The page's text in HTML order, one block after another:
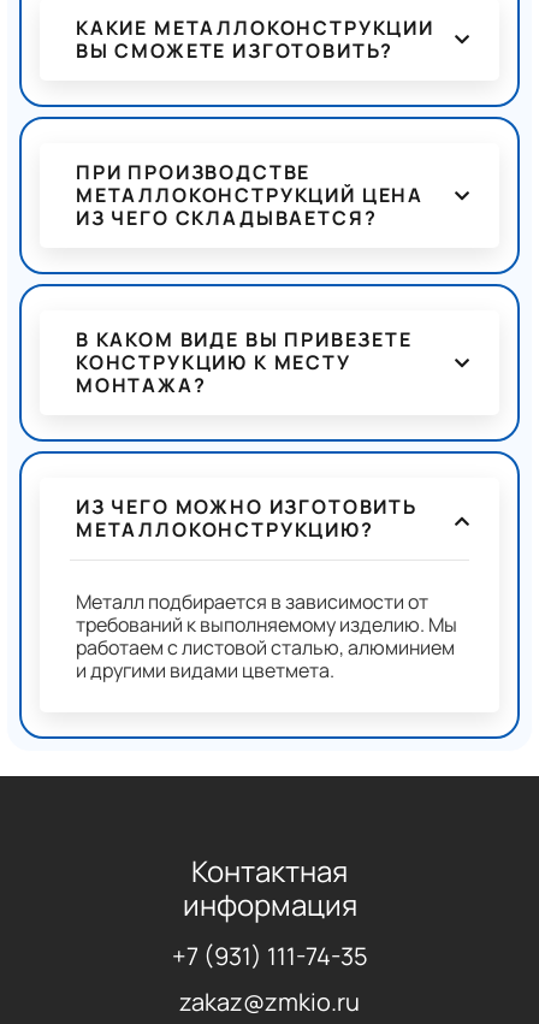
КАКИЕ МЕТАЛЛОКОНСТРУКЦИИ
ВЫ СМОЖЕТЕ ИЗГОТОВИТЬ?
ПРИ ПРОИЗВОДСТВЕ
МЕТАЛЛОКОНСТРУКЦИЙ ЦЕНА
ИЗ ЧЕГО СКЛАДЫВАЕТСЯ?
В КАКОМ ВИДЕ ВЫ ПРИВЕЗЕТЕ
КОНСТРУКЦИЮ К МЕСТУ
МОНТАЖА?
ИЗ ЧЕГО МОЖНО ИЗГОТОВИТЬ
МЕТАЛЛОКОНСТРУКЦИЮ?
Металл подбирается в зависимости от
требований к выполняемому изделию. Мы
работаем с листовой сталью, алюминием
и другими видами цветмета.
Контактная
информация
+7 (931) 111-74-35
zakaz@zmkio.ru